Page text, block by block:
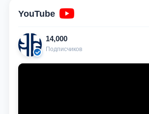
YouTube
14,000
Подписчиков